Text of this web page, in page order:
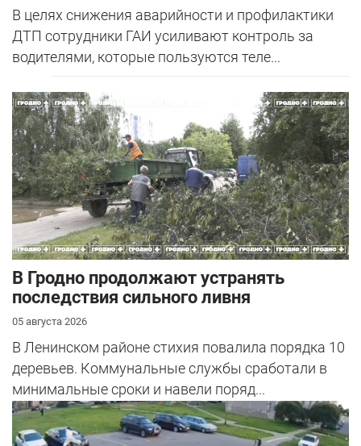
В целях снижения аварийности и профилактики
ДТП сотрудники ГАИ усиливают контроль за
водителями, которые пользуются теле...
В Гродно продолжают устранять
последствия сильного ливня
05 августа 2026
В Ленинском районе стихия повалила порядка 10
деревьев. Коммунальные службы сработали в
минимальные сроки и навели поряд...